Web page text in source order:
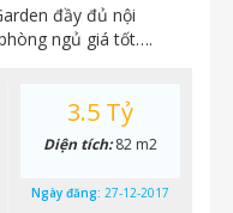
đầy đủ nội
ngủ giá tốt….
3.5 Tỷ
Diện tích:82 m2
Ngày đăng: 27-12-2017